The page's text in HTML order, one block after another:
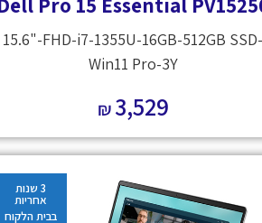
15.6"-FHD-i7-1355U-16GB-512GB
Win11 Pro-3Y
₪3,529
3 שנות
אחריות
בבית הלקוח